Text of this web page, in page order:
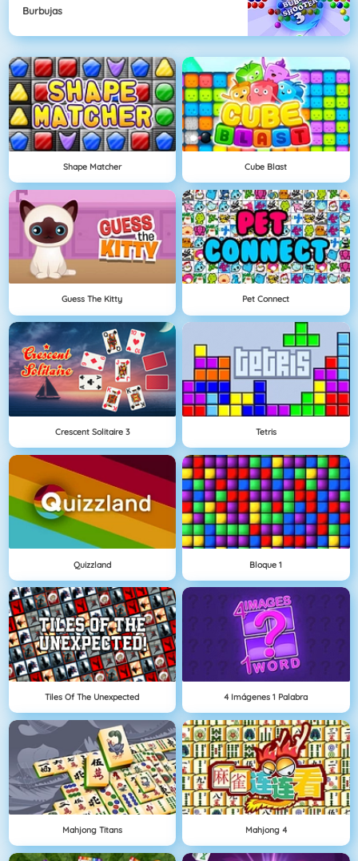
Burbujas
Shape Matcher Cube Blast
Guess The Kitty Pet Connect
Crescent Solitaire 3 Tetris
Quizzland Bloque 1
Tiles Of The Unexpected 4 Imágenes 1 Palabra
Mahjong Titans Mahjong 4